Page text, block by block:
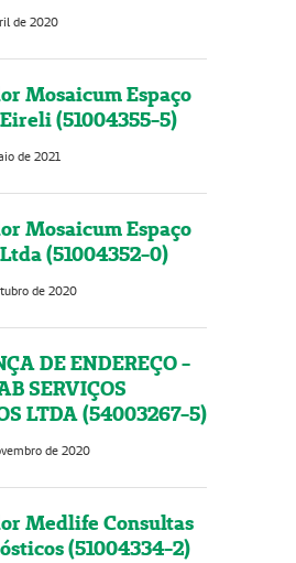
de 2020
Mosaicum Espaço
(51004355-5)
de 2021
Mosaicum Espaço
(51004352-0)
de 2020
DE ENDEREÇO -
SERVIÇOS
LTDA (54003267-5)
de 2020
Medlife Consultas
(51004334-2)